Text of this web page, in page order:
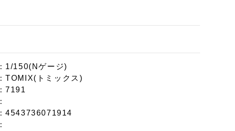
：1/150(Nゲージ)
：TOMIX(トミックス)
：7191
：
：4543736071914
：